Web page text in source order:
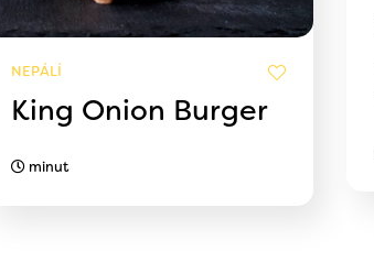
NEPÁLÍ
King Onion Burger
minut